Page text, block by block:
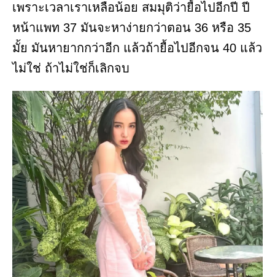
เพราะเวลาเราเหลือน้อย สมมุติว่ายื้อไปอีกปี ปี
หน้าแพท 37 มันจะหาง่ายกว่าตอน 36 หรือ 35
มั้ย มันหายากกว่าอีก แล้วถ้ายื้อไปอีกจน 40 แล้ว
ไม่ใช่ ถ้าไม่ใช่ก็เลิกจบ